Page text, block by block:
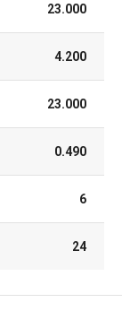
23.000
4.200
23.000
0.490
6
24